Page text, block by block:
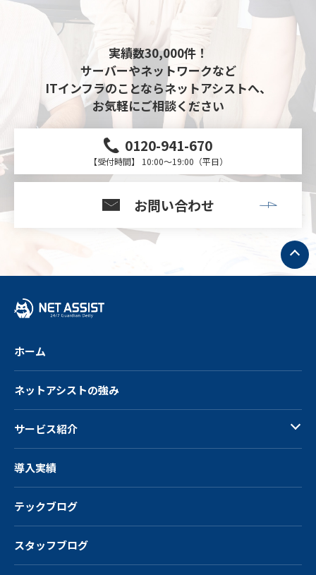
実績数30,000件！
サーバーやネットワークなど
ITインフラのことならネットアシストへ、
お気軽にご相談ください
0120-941-670
【受付時間】 10:00～19:00（平日）
お問い合わせ
ト
ッ
プ
へ
ホーム
ネットアシストの強み
サービス紹介
導入実績
テックブログ
スタッフブログ